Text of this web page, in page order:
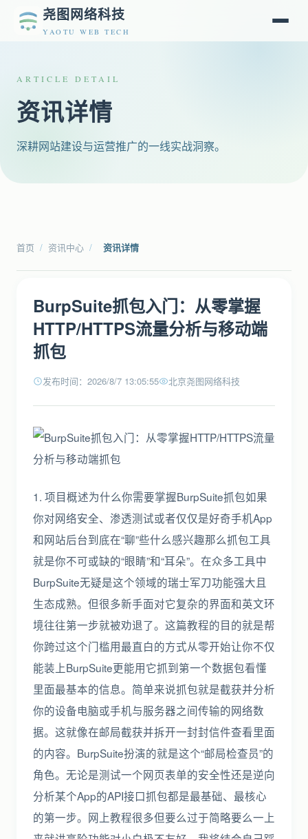
尧图网络科技
YAOTU WEB TECH
ARTICLE DETAIL
资讯详情
深耕网站建设与运营推广的一线实战洞察。
首页 / 资讯中心 / 资讯详情
BurpSuite抓包入门：从零掌握
HTTP/HTTPS流量分析与移动端
抓包
发布时间：2026/8/7 13:05:55 北京尧图网络科技
1. 项目概述为什么你需要掌握BurpSuite抓包如果
你对网络安全、渗透测试或者仅仅是好奇手机App
和网站后台到底在“聊”些什么感兴趣那么抓包工具
就是你不可或缺的“眼睛”和“耳朵”。在众多工具中
BurpSuite无疑是这个领域的瑞士军刀功能强大且
生态成熟。但很多新手面对它复杂的界面和英文环
境往往第一步就被劝退了。这篇教程的目的就是帮
你跨过这个门槛用最直白的方式从零开始让你不仅
能装上BurpSuite更能用它抓到第一个数据包看懂
里面最基本的信息。简单来说抓包就是截获并分析
你的设备电脑或手机与服务器之间传输的网络数
据。这就像在邮局截获并拆开一封封信件查看里面
的内容。BurpSuite扮演的就是这个“邮局检查员”的
角色。无论是测试一个网页表单的安全性还是逆向
分析某个App的API接口抓包都是最基础、最核心
的第一步。网上教程很多但要么过于简略要么一上